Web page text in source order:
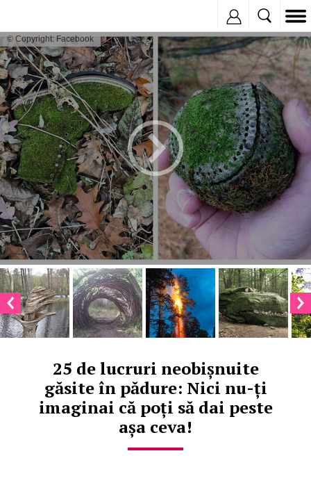
© Copyright: Facebook
25 de lucruri neobișnuite
găsite în pădure: Nici nu-ți
imaginai că poți să dai peste
așa ceva!